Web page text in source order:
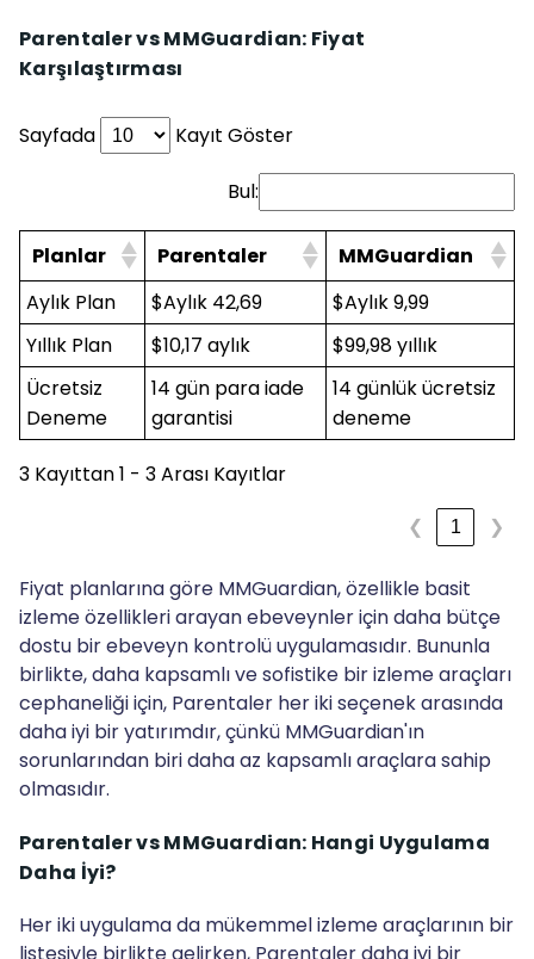
Parentaler vs MMGuardian: Fiyat
Karşılaştırması
Sayfada Kayıt Göster
Bul:
Planlar Parentaler
MMGuardian
Aylık Plan
$Aylık 42,69
$Aylık 9,99
Yıllık Plan
$10,17 aylık
$99,98 yıllık
Ücretsiz
Deneme
14 gün para iade
garantisi
14 günlük ücretsiz
deneme
3 Kayıttan 1 - 3 Arası Kayıtlar
❮ 1 ❯
Fiyat planlarına göre MMGuardian, özellikle basit
izleme özellikleri arayan ebeveynler için daha bütçe
dostu bir ebeveyn kontrolü uygulamasıdır. Bununla
birlikte, daha kapsamlı ve sofistike bir izleme araçları
cephaneliği için, Parentaler her iki seçenek arasında
daha iyi bir yatırımdır, çünkü MMGuardian'ın
sorunlarından biri daha az kapsamlı araçlara sahip
olmasıdır.
Parentaler vs MMGuardian: Hangi Uygulama
Daha İyi?
Her iki uygulama da mükemmel izleme araçlarının bir
listesiyle birlikte gelirken, Parentaler daha iyi bir